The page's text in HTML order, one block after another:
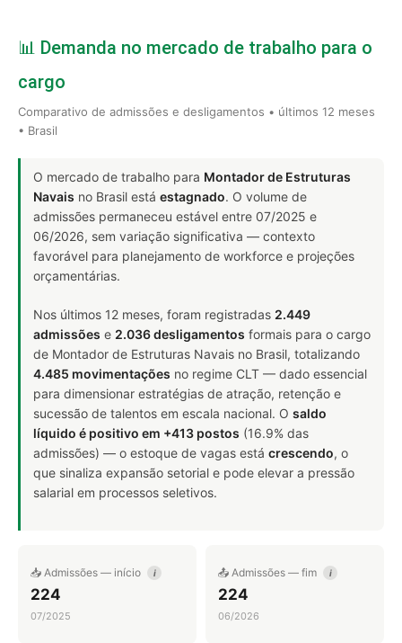
📊 Demanda no mercado de trabalho para o
cargo
Comparativo de admissões e desligamentos • últimos 12 meses
• Brasil
O mercado de trabalho para Montador de Estruturas
Navais no Brasil está estagnado. O volume de
admissões permaneceu estável entre 07/2025 e
06/2026, sem variação significativa — contexto
favorável para planejamento de workforce e projeções
orçamentárias.
Nos últimos 12 meses, foram registradas 2.449
admissões e 2.036 desligamentos formais para o cargo
de Montador de Estruturas Navais no Brasil, totalizando
4.485 movimentações no regime CLT — dado essencial
para dimensionar estratégias de atração, retenção e
sucessão de talentos em escala nacional. O saldo
líquido é positivo em +413 postos (16.9% das
admissões) — o estoque de vagas está crescendo, o
que sinaliza expansão setorial e pode elevar a pressão
salarial em processos seletivos.
📥 Admissões — início i
224
07/2025
📤 Admissões — fim i
224
06/2026